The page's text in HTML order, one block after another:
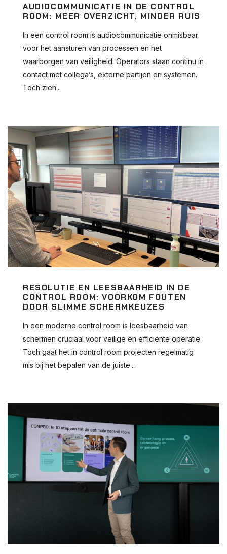
AUDIOCOMMUNICATIE IN DE CONTROL
ROOM: MEER OVERZICHT, MINDER RUIS
In een control room is audiocommunicatie onmisbaar
voor het aansturen van processen en het
waarborgen van veiligheid. Operators staan continu in
contact met collega’s, externe partijen en systemen.
Toch zien...
RESOLUTIE EN LEESBAARHEID IN DE
CONTROL ROOM: VOORKOM FOUTEN
DOOR SLIMME SCHERMKEUZES
In een moderne control room is leesbaarheid van
schermen cruciaal voor veilige en efficiënte operatie.
Toch gaat het in control room projecten regelmatig
mis bij het bepalen van de juiste...